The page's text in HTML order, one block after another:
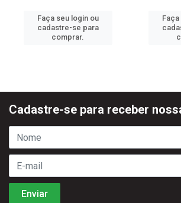
Faça seu login ou
cadastre-se para
comprar.
Cadastre-se para receber